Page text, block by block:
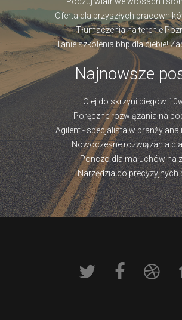
Oferta dla przyszłych
Tłumaczenia na terenie
Tanie szkolenia bhp dla ciebie!
Najnowsze
Olej do skrzyni biegów
Poręczne rozwiązania na
Agilent - specjalista w branży
Nowoczesne rozwiązania
Ponczo dla maluchów na
Narzędzia do precyzyjnych